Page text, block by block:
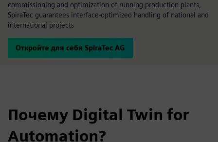
commissioning and optimization of running production plants,
SpiraTec guarantees interface-optimized handling of national and
international projects
Откройте для себя SpiraTec AG
Почему Digital Twin for
Automation?